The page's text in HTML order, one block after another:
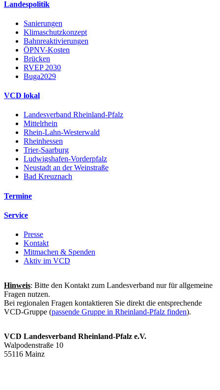
Landespolitik
Sanierungen
Klimaschutzkonzept
Bahnreaktivierungen
ÖPNV-Kosten
Brücken
RVEP 2030
Buga2029
VCD lokal
Landesverband Rheinland-Pfalz
Mittelrhein
Rhein-Lahn-Westerwald
Rheinhessen
Trier-Saarburg
Ludwigshafen-Vorderpfalz
Neustadt an der Weinstraße
Bad Kreuznach
Termine
Service
Presse
Kontakt
Mitmachen & Spenden
Aktiv im VCD
Hinweis: Bitte den Kontakt zum Landesverband nur für allgemeine
Fragen nutzen.
Bei regionalen Fragen kontaktieren Sie direkt die entsprechende
VCD-Gruppe (passende Gruppe in Rheinland-Pfalz finden).
VCD Landesverband Rheinland-Pfalz e.V.
Walpodenstraße 10
55116 Mainz